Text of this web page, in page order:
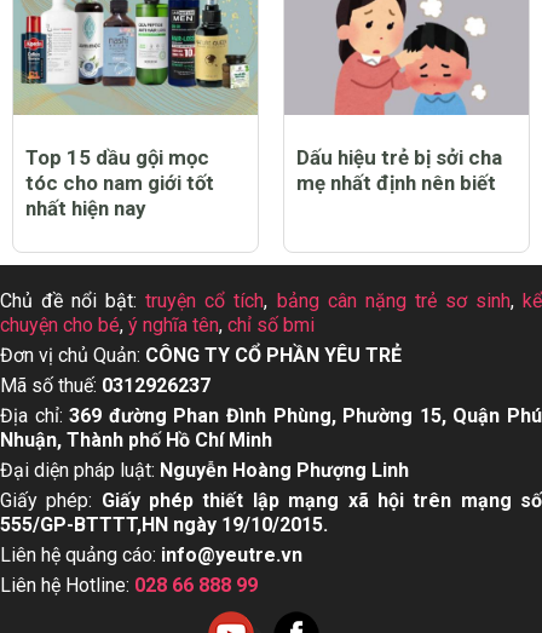
Top 15 dầu gội mọc
tóc cho nam giới tốt
nhất hiện nay
Dấu hiệu trẻ bị sởi cha
mẹ nhất định nên biết
Chủ đề nổi bật:truyện cổ tích, bảng cân nặng trẻ sơ sinh,kể
chuyện cho bé, ý nghĩa tên, chỉ số bmi
Đơn vị chủ Quản: CÔNG TY CỔ PHẦN YÊU TRẺ
Mã số thuế: 0312926237
Địa chỉ:369 đường Phan Đình Phùng, Phường 15, Quận Phú
Nhuận, Thành phố Hồ Chí Minh
Đại diện pháp luật: Nguyễn Hoàng Phượng Linh
Giấy phép: Giấy phép thiết lập mạng xã hội trên mạng số
555/GP-BTTTT,HN ngày 19/10/2015.
Liên hệ quảng cáo: info@yeutre.vn
Liên hệ Hotline: 028 66 888 99